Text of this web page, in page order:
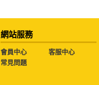
網站服務
會員中心
客服中心
常見問題